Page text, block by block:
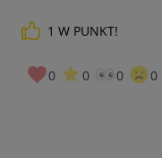
1 W PUNKT!
0 0 0 0